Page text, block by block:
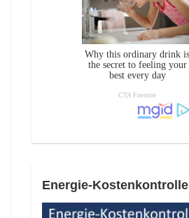
Energie-Kostenkontrolle